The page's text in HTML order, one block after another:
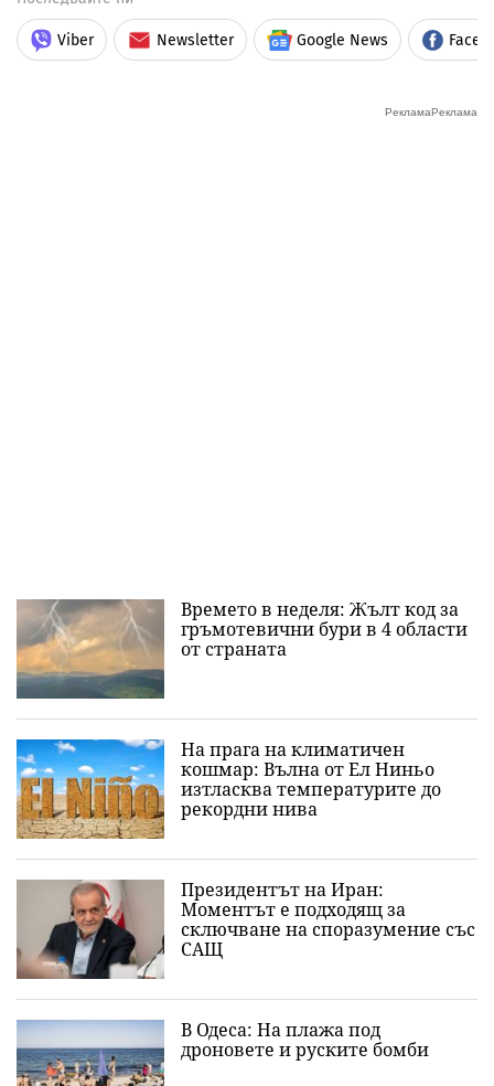
Viber Newsletter Google News
Времето в неделя: Жълт код за
гръмотевични бури в 4 области
от страната
На прага на климатичен
кошмар: Вълна от Ел Ниньо
изтласква температурите до
рекордни нива
Президентът на Иран:
Моментът е подходящ за
сключване на споразумение със
САЩ
В Одеса: На плажа под
дроновете и руските бомби